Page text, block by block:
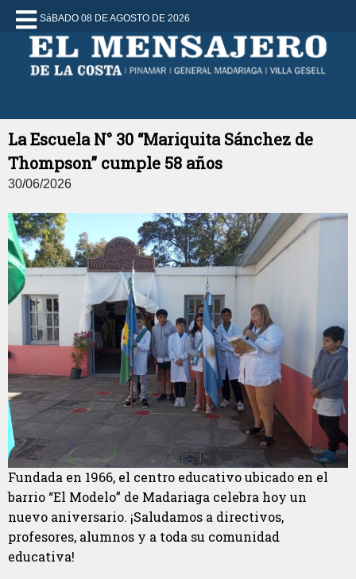
SáBADO 08 DE AGOSTO DE 2026
La Escuela N° 30 “Mariquita Sánchez de
Thompson” cumple 58 años
30/06/2026
Fundada en 1966, el centro educativo ubicado en el
barrio “El Modelo” de Madariaga celebra hoy un
nuevo aniversario. ¡Saludamos a directivos,
profesores, alumnos y a toda su comunidad
educativa!